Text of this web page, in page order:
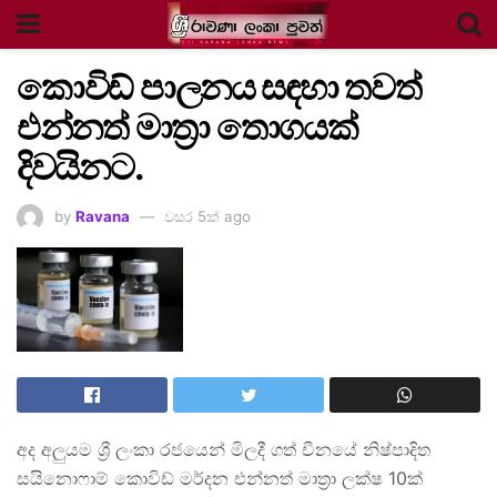
කොවිඩ් පාලනය සඳහා තවත්
එන්නත් මාත්‍රා තොගයක්
දිවයිනට.
by Ravana වසර 5ක් ago
අද අලුයම ශ්‍රී ලංකා රජයෙන් මිලදී ගත් චීනයේ නිෂ්පාදිත
සයිනොෆාම් කොවිඩ් මර්දන එන්නත් මාත්‍රා ලක්ෂ 10ක්